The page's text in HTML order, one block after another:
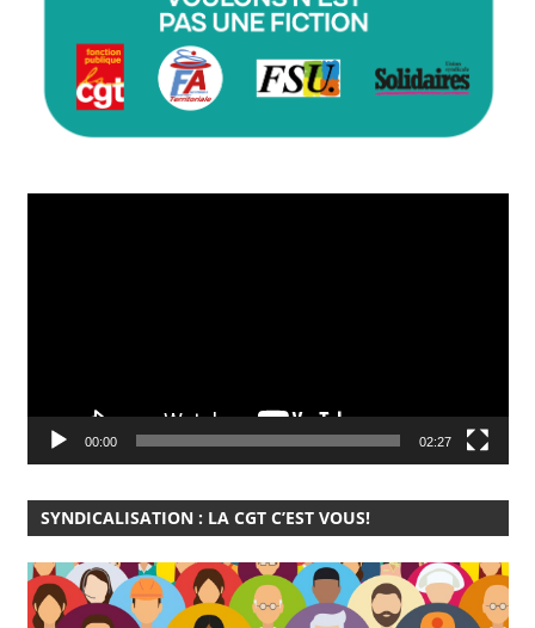
00:00 02:27
SYNDICALISATION : LA CGT C’EST VOUS!